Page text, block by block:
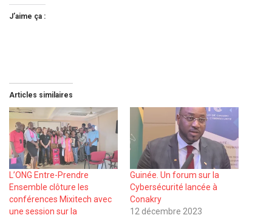
J’aime ça :
Articles similaires
L’ONG Entre-Prendre
Ensemble clôture les
conférences Mixitech avec
une session sur la
Guinée. Un forum sur la
Cybersécurité lancée à
Conakry
12 décembre 2023